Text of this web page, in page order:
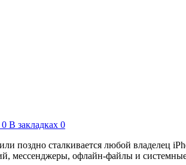
0 В закладках 0
поздно сталкивается любой
мессенджеры, офлайн-файлы и